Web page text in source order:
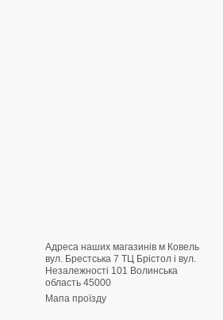
Адреса наших магазинів м Ковель
вул. Брестська 7 ТЦ Брістол і вул.
Hезалежності 101 Волинська
область 45000
Мапа проїзду